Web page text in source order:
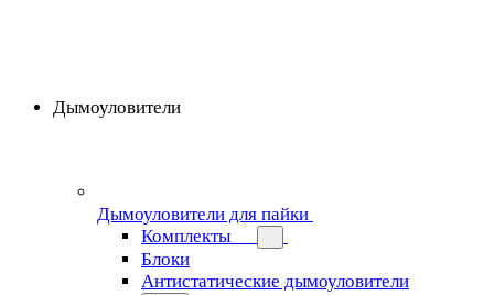
Дымоуловители
Дымоуловители для пайки
Комплекты
Блоки
Антистатические дымоуловители